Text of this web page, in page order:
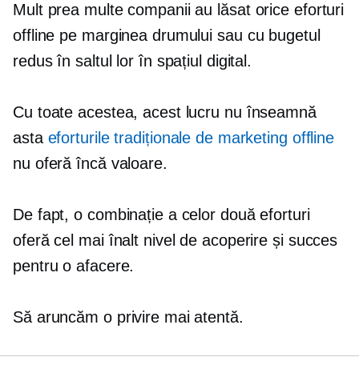
Mult prea multe companii au lăsat orice eforturi
offline pe marginea drumului sau cu bugetul
redus în saltul lor în spațiul digital.
Cu toate acestea, acest lucru nu înseamnă
asta eforturile tradiționale de marketing offline
nu oferă încă valoare.
De fapt, o combinație a celor două eforturi
oferă cel mai înalt nivel de acoperire și succes
pentru o afacere.
Să aruncăm o privire mai atentă.